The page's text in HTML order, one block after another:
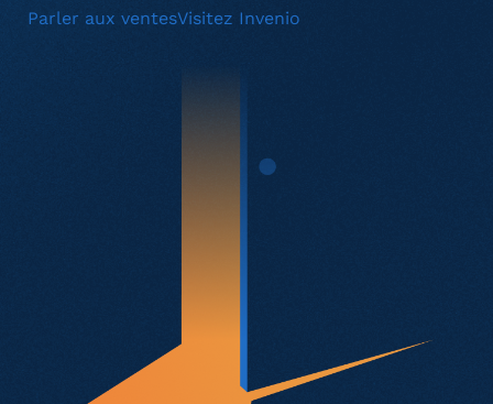
Parler aux ventesVisitez Invenio